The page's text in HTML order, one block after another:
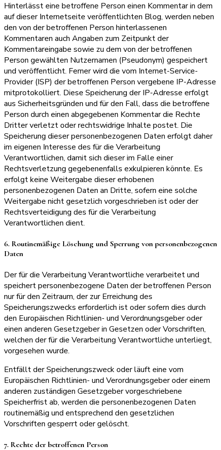
Hinterlässt eine betroffene Person einen Kommentar in dem
auf dieser Internetseite veröffentlichten Blog, werden neben
den von der betroffenen Person hinterlassenen
Kommentaren auch Angaben zum Zeitpunkt der
Kommentareingabe sowie zu dem von der betroffenen
Person gewählten Nutzernamen (Pseudonym) gespeichert
und veröffentlicht. Ferner wird die vom Internet-Service-
Provider (ISP) der betroffenen Person vergebene IP-Adresse
mitprotokolliert. Diese Speicherung der IP-Adresse erfolgt
aus Sicherheitsgründen und für den Fall, dass die betroffene
Person durch einen abgegebenen Kommentar die Rechte
Dritter verletzt oder rechtswidrige Inhalte postet. Die
Speicherung dieser personenbezogenen Daten erfolgt daher
im eigenen Interesse des für die Verarbeitung
Verantwortlichen, damit sich dieser im Falle einer
Rechtsverletzung gegebenenfalls exkulpieren könnte. Es
erfolgt keine Weitergabe dieser erhobenen
personenbezogenen Daten an Dritte, sofern eine solche
Weitergabe nicht gesetzlich vorgeschrieben ist oder der
Rechtsverteidigung des für die Verarbeitung
Verantwortlichen dient.
6. Routinemäßige Löschung und Sperrung von personenbezogenen
Daten
Der für die Verarbeitung Verantwortliche verarbeitet und
speichert personenbezogene Daten der betroffenen Person
nur für den Zeitraum, der zur Erreichung des
Speicherungszwecks erforderlich ist oder sofern dies durch
den Europäischen Richtlinien- und Verordnungsgeber oder
einen anderen Gesetzgeber in Gesetzen oder Vorschriften,
welchen der für die Verarbeitung Verantwortliche unterliegt,
vorgesehen wurde.
Entfällt der Speicherungszweck oder läuft eine vom
Europäischen Richtlinien- und Verordnungsgeber oder einem
anderen zuständigen Gesetzgeber vorgeschriebene
Speicherfrist ab, werden die personenbezogenen Daten
routinemäßig und entsprechend den gesetzlichen
Vorschriften gesperrt oder gelöscht.
7. Rechte der betroffenen Person